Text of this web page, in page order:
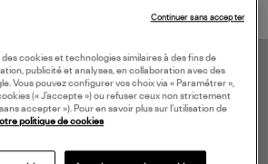
cookies et technologies similaires à des fins de
publicité et analyses, en collaboration avec des
Vous pouvez configurer vos choix via « Paramétrer »,
(« J’accepte ») ou refuser ceux non strictement
accepter »). Pour en savoir plus sur l’utilisation de
politique de cookies
Continuer sans accepter